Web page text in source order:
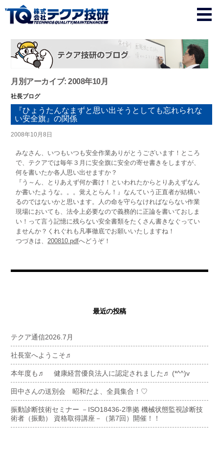
月別アーカイブ: 2008年10月
社長ブログ
『ひょうたんなまずと思い出そうとしても忘れられな
い安全旗』の関係
2008年10月8日
みなさん、いつもいつも安全作業ありがとうございます！ところ
で、テクアでは毎年３月に安全旗に安全の寄せ書きをしますが、
何を書いたか各人思い出せますか？
『う～ん、とりあえず何か書け！といわれたからとりあえずなん
か書いたような。。。覚えとらん！』なんていう正直者が結構い
るのではないかと思います。人の命を守らなければならない作業
現場においても、法令上必要なので義務的に正論を書いておしま
い！って言う記憶に残らない安全書類をたくさん書きなぐってい
ませんか？くれぐれも凡事徹底でお願いいたしますね！
つづきは、 200810.pdfへどうぞ！
最近の投稿
テクア通信2026.7月
社長室へようこそ♬
本年度も♬ 健康経営優良法人に認定されました♬ (*^^)v
田中さんの送別会 昭和だよ、全員集合！♡
振動診断技術セミナー －ISO18436-2準拠 機械状態監視診断技
術者（振動） 資格取得講座－（第7回）開催！！